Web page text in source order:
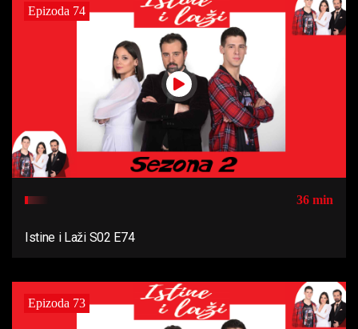
Epizoda 74
36 min
Istine i Laži S02 E74
Epizoda 73